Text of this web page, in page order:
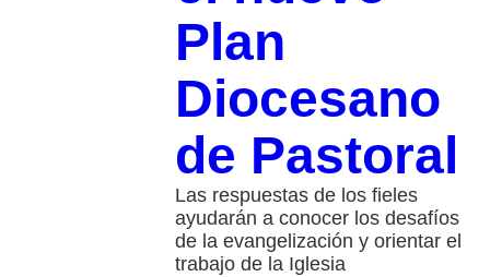
Plan
Diocesano
de Pastoral
Las respuestas de los fieles
ayudarán a conocer los desafíos
de la evangelización y orientar el
trabajo de la Iglesia